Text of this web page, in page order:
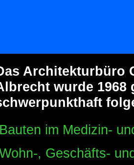
Architekturbüro
wurde 1968
Bauten im Medizin-
, Geschäfts-